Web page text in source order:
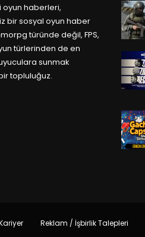
oyun haberleri,
bir sosyal oyun haber
türünde değil, FPS,
türlerinden de en
sunmak
topluluğuz.
Reklam / İşbirlik Talepleri